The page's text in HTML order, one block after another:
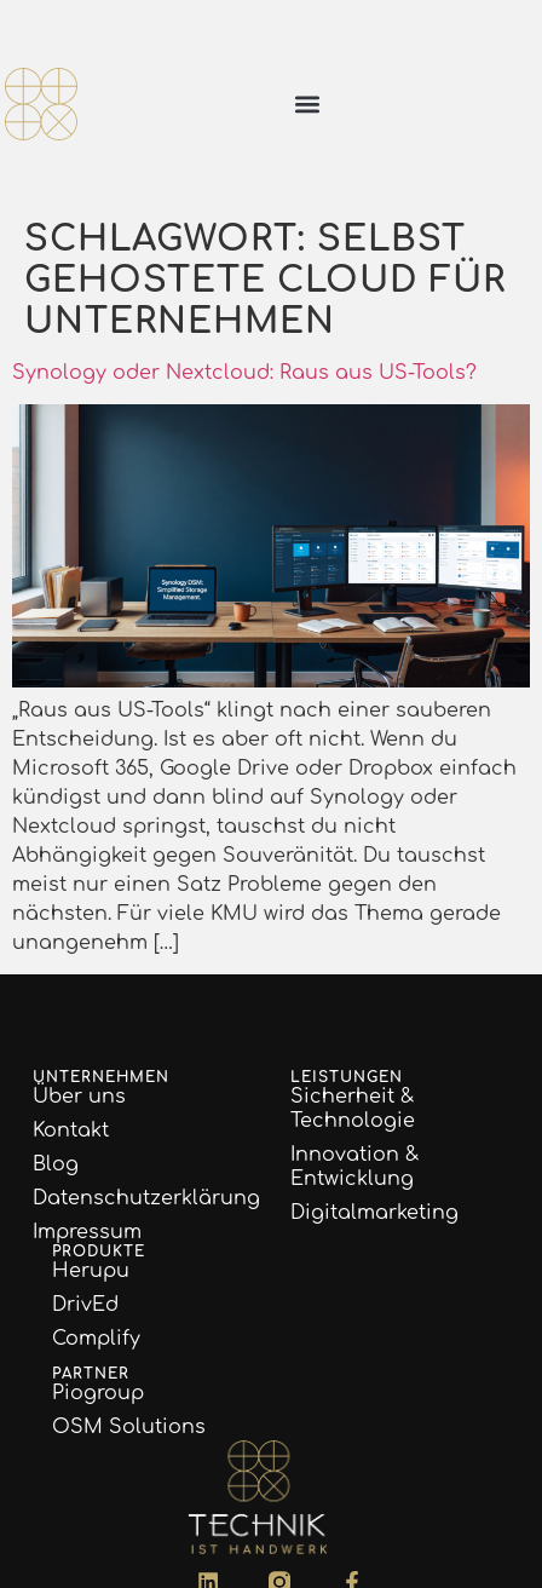
SCHLAGWORT: SELBST
GEHOSTETE CLOUD FÜR
UNTERNEHMEN
Synology oder Nextcloud: Raus aus US-Tools?
„Raus aus US-Tools“ klingt nach einer sauberen
Entscheidung. Ist es aber oft nicht. Wenn du
Microsoft 365, Google Drive oder Dropbox einfach
kündigst und dann blind auf Synology oder
Nextcloud springst, tauschst du nicht
Abhängigkeit gegen Souveränität. Du tauschst
meist nur einen Satz Probleme gegen den
nächsten. Für viele KMU wird das Thema gerade
unangenehm […]
UNTERNEHMEN
Über uns
Kontakt
Blog
Datenschutzerklärung
Impressum
LEISTUNGEN
Sicherheit &
Technologie
Innovation &
Entwicklung
Digitalmarketing
PRODUKTE
Herupu
DrivEd
Complify
PARTNER
Piogroup
OSM Solutions